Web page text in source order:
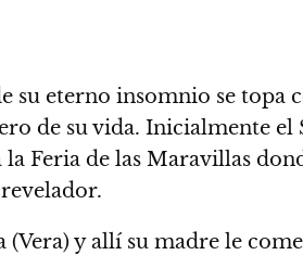
su eterno insomnio se
de su vida. Inicialmente
Feria de las Maravillas
y allí su madre le